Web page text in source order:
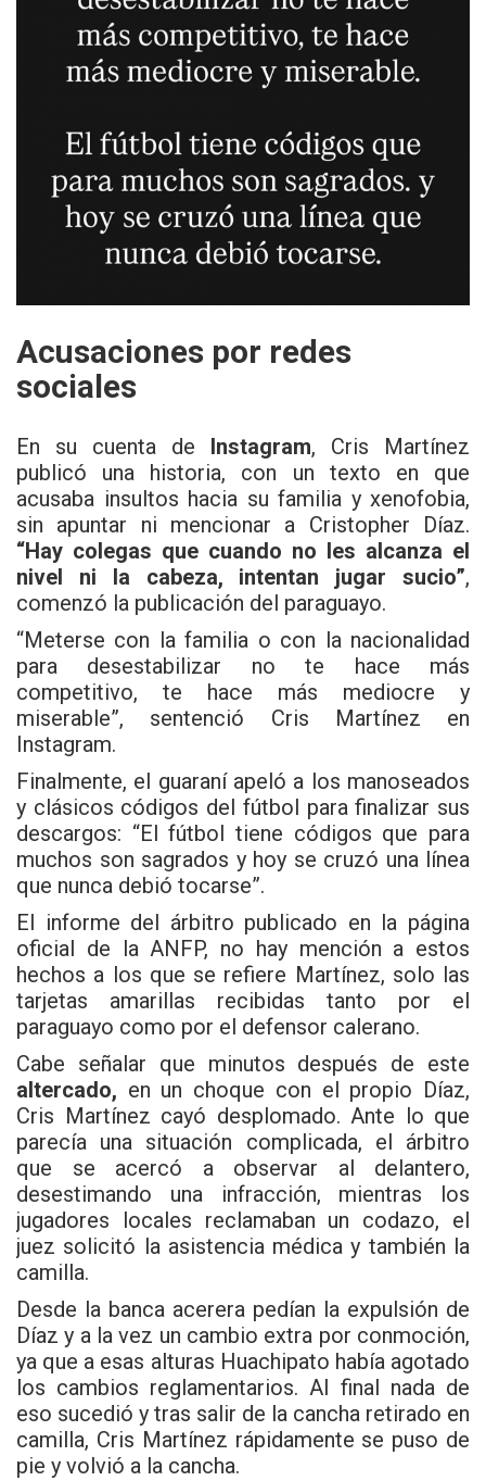
Acusaciones por redes
sociales
En su cuenta de Instagram, Cris Martínez
publicó una historia, con un texto en que
acusaba insultos hacia su familia y xenofobia,
sin apuntar ni mencionar a Cristopher Díaz.
“Hay colegas que cuando no les alcanza el
nivel ni la cabeza, intentan jugar sucio”,
comenzó la publicación del paraguayo.
“Meterse con la familia o con la nacionalidad
para desestabilizar no te hace más
competitivo, te hace más mediocre y
miserable”, sentenció Cris Martínez en
Instagram.
Finalmente, el guaraní apeló a los manoseados
y clásicos códigos del fútbol para finalizar sus
descargos: “El fútbol tiene códigos que para
muchos son sagrados y hoy se cruzó una línea
que nunca debió tocarse”.
El informe del árbitro publicado en la página
oficial de la ANFP, no hay mención a estos
hechos a los que se refiere Martínez, solo las
tarjetas amarillas recibidas tanto por el
paraguayo como por el defensor calerano.
Cabe señalar que minutos después de este
altercado, en un choque con el propio Díaz,
Cris Martínez cayó desplomado. Ante lo que
parecía una situación complicada, el árbitro
que se acercó a observar al delantero,
desestimando una infracción, mientras los
jugadores locales reclamaban un codazo, el
juez solicitó la asistencia médica y también la
camilla.
Desde la banca acerera pedían la expulsión de
Díaz y a la vez un cambio extra por conmoción,
ya que a esas alturas Huachipato había agotado
los cambios reglamentarios. Al final nada de
eso sucedió y tras salir de la cancha retirado en
camilla, Cris Martínez rápidamente se puso de
pie y volvió a la cancha.